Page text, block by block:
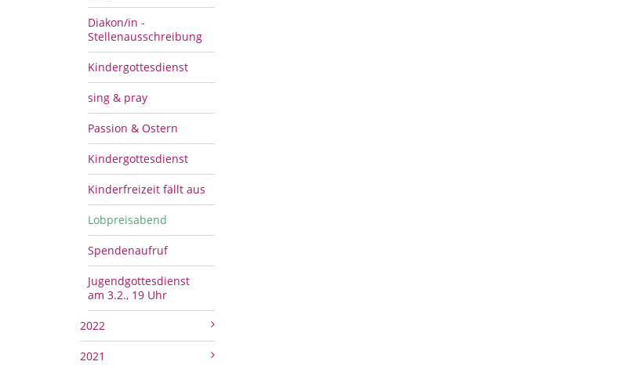
Diakon/in -
Stellenausschreibung
Kindergottesdienst
sing & pray
Passion & Ostern
Kindergottesdienst
Kinderfreizeit fällt aus
Lobpreisabend
Spendenaufruf
Jugendgottesdienst
am 3.2., 19 Uhr
2022
2021